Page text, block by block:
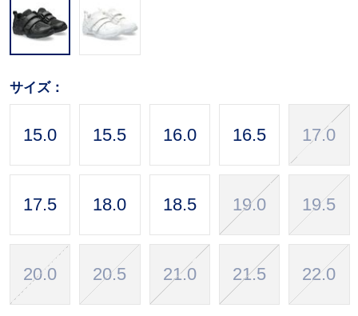
サイズ：
15.0 15.5 16.0 16.5 17.0
17.5 18.0 18.5 19.0 19.5
20.0 20.5 21.0 21.5 22.0